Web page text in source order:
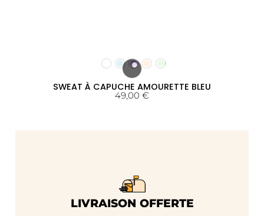
SWEAT À CAPUCHE AMOURETTE BLEU
49,00 €
LIVRAISON OFFERTE